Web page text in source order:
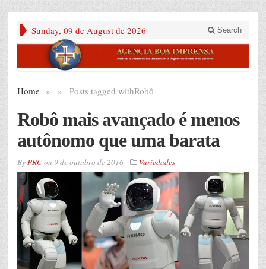
Sunday, 09 de August de 2026 Search
Home » Posts tagged with
» Robô
Robô mais avançado é menos
autônomo que uma barata
ByPRCon 9 de outubro de 2016 Variedades